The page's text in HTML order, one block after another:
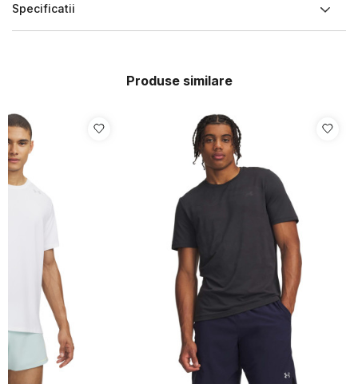
Specificatii
Produse similare